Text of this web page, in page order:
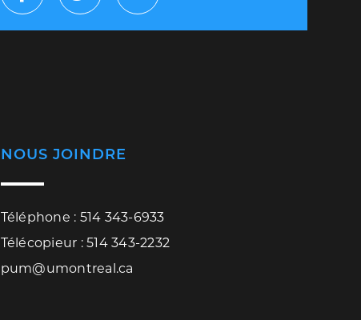
FacebookTwitterYoutube
NOUS JOINDRE
Téléphone : 514 343-6933
Télécopieur : 514 343-2232
pum@umontreal.ca